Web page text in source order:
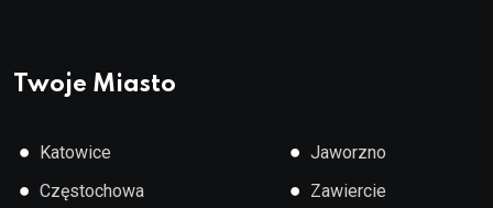
Twoje Miasto
● Katowice
● Częstochowa
● Jaworzno
● Zawiercie